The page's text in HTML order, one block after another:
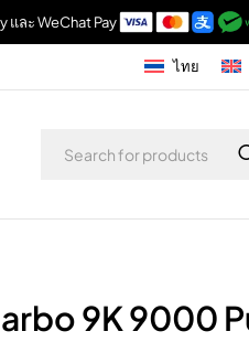
และ WeChat Pay
ไทย
9K 9000